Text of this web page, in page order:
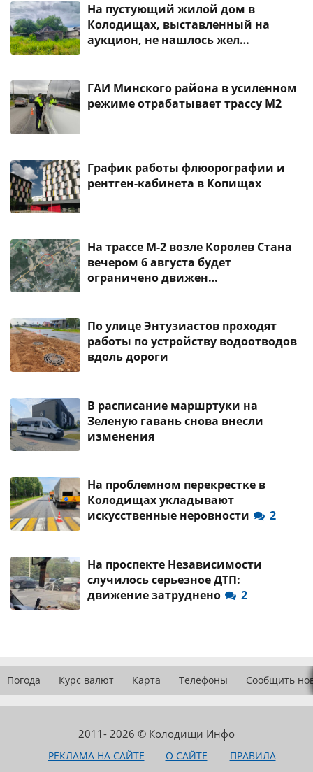
На пустующий жилой дом в
Колодищах, выставленный на
аукцион, не нашлось жел…
ГАИ Минского района в усиленном
режиме отрабатывает трассу М2
График работы флюорографии и
рентген-кабинета в Копищах
На трассе М-2 возле Королев Стана
вечером 6 августа будет
ограничено движен…
По улице Энтузиастов проходят
работы по устройству водоотводов
вдоль дороги
В расписание маршртуки на
Зеленую гавань снова внесли
изменения
На проблемном перекрестке в
Колодищах укладывают
искусственные неровности
2
На проспекте Независимости
случилось серьезное ДТП:
движение затруднено
2
Погода Курс валют Карта Телефоны Сообщить
2011- 2026 © Колодищи Инфо
РЕКЛАМА НА САЙТЕ О САЙТЕ
ПРАВИЛА